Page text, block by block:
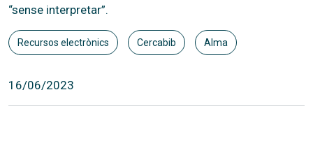
“sense interpretar”.
Recursos electrònics Cercabib Alma
16/06/2023